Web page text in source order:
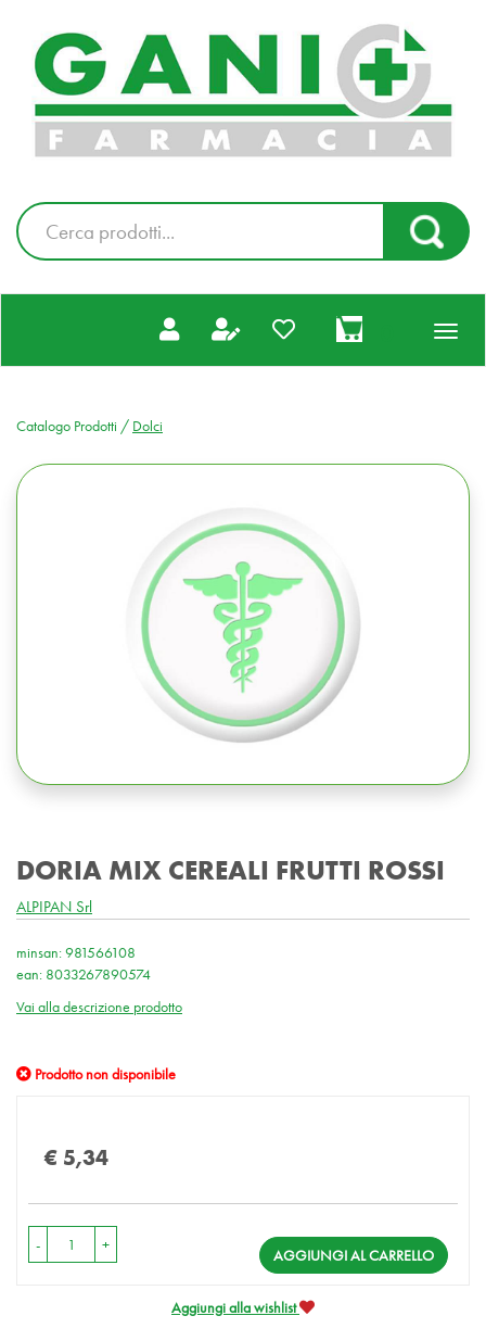
contenuto
principale
Farmacia
Gani
Ordina
online
Cerca
Prodotto
Cerca
prodotti
inseriti
Catalogo Prodotti / Dolci
DORIA MIX CEREALI FRUTTI ROSSI
ALPIPAN Srl
minsan: 981566108
ean: 8033267890574
Vai alla descrizione prodotto
Prodotto non disponibile
€ 5,34
- +
AGGIUNGI AL CARRELLO
Aggiungi alla wishlist